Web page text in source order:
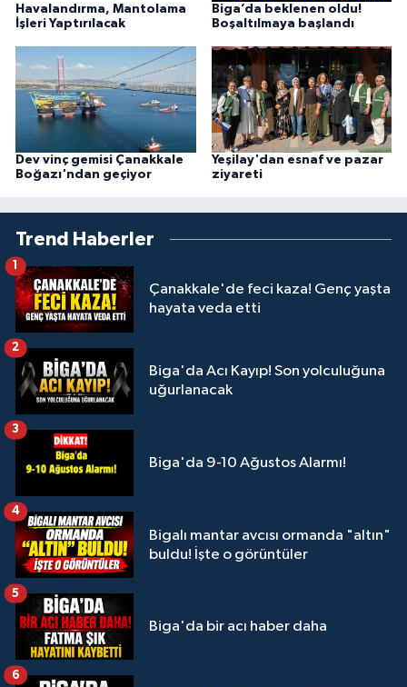
Havalandırma, Mantolama
İşleri Yaptırılacak
Biga’da beklenen oldu!
Boşaltılmaya başlandı
Dev vinç gemisi Çanakkale
Boğazı'ndan geçiyor
Yeşilay'dan esnaf ve pazar
ziyareti
Trend Haberler
Çanakkale'de feci kaza! Genç yaşta
hayata veda etti
1
Biga'da Acı Kayıp! Son yolculuğuna
uğurlanacak
2
Biga'da 9-10 Ağustos Alarmı!
3
Bigalı mantar avcısı ormanda "altın"
buldu! İşte o görüntüler
4
Biga'da bir acı haber daha
5
6